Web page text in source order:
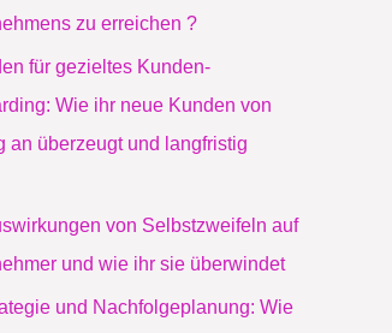
zu erreichen ?
für gezieltes Kunden-
Wie ihr neue Kunden von
an überzeugt und langfristig
von Selbstzweifeln auf
und wie ihr sie überwindet
und Nachfolgeplanung: Wie